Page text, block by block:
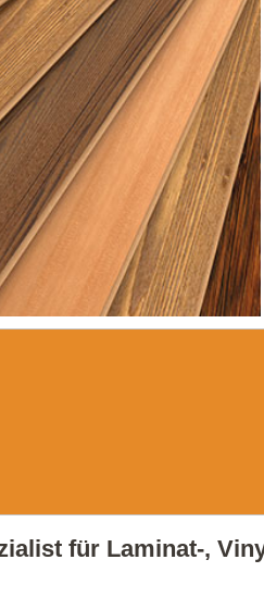
für Laminat-,